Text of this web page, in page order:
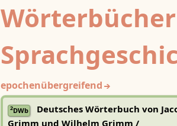
epochenübergreifend
2DWb
Deutsches Wörterbuch von